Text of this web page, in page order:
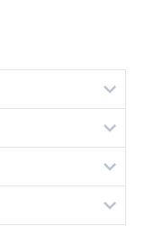
覧
覧